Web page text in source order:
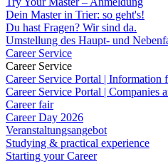
Dein Master in Trier: so geht's!
Du hast Fragen? Wir sind da.
Umstellung des Haupt- und
Career Service
Career Service
Career Service Portal | Information
Career Service Portal | Companies
Career fair
Career Day 2026
Veranstaltungsangebot
Studying & practical experience
Starting your Career